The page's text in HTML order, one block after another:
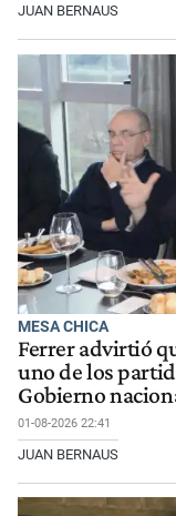
JUAN BERNAUS
MESA CHICA
Ferrer advirtió
uno de los
Gobierno
01-08-2026 22:41
JUAN BERNAUS